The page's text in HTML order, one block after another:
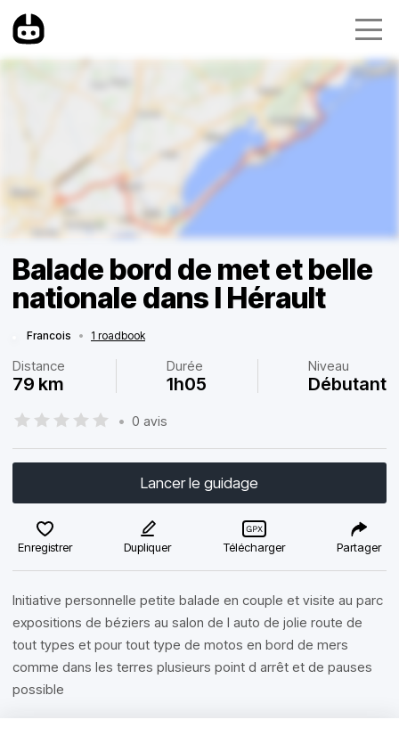
Balade bord de met et belle
nationale dans l Hérault
Francois • 1 roadbook
Distance
79 km
Durée
1h05
Niveau
Débutant
• 0 avis
Lancer le guidage
Enregistrer Dupliquer Télécharger Partager
Initiative personnelle petite balade en couple et visite au parc
expositions de béziers au salon de l auto de jolie route de
tout types et pour tout type de motos en bord de mers
comme dans les terres plusieurs point d arrêt et de pauses
possible